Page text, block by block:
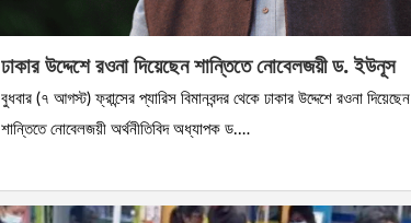
ঢাকার উদ্দেশে রওনা দিয়েছেন শান্তিতে নোবেলজয়ী ড. ইউনূস
বুধবার (৭ আগস্ট) ফ্রান্সের প্যারিস বিমানবন্দর থেকে ঢাকার উদ্দেশে রওনা দিয়েছেন
শান্তিতে নোবেলজয়ী অর্থনীতিবিদ অধ্যাপক ড.…